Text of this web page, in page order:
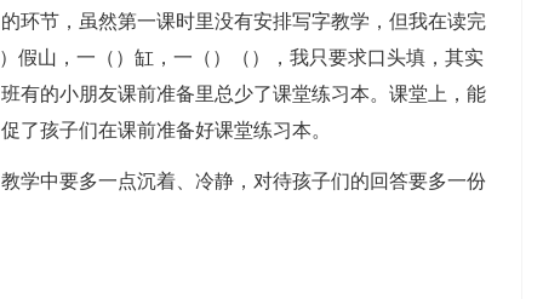
节，虽然第一课时里没有安排写字教学，但我在读完
假山，一（）缸，一（）（），我只要求口头填，其实
有的小朋友课前准备里总少了课堂练习本。课堂上，能
了孩子们在课前准备好课堂练习本。
中要多一点沉着、冷静，对待孩子们的回答要多一份